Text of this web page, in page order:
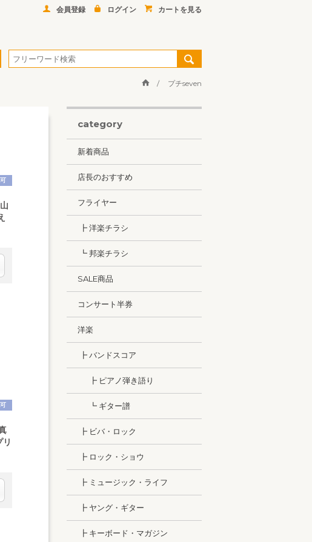
会員登録 ログイン カートを見る
プチseven
category
新着商品
店長のおすすめ
フライヤー
┣ 洋楽チラシ
┗ 邦楽チラシ
SALE商品
コンサート半券
洋楽
┣ バンドスコア
┣ ピアノ弾き語り
┗ ギター譜
┣ ビバ・ロック
┣ ロック・ショウ
┣ ミュージック・ライフ
┣ ヤング・ギター
┣ キーボード・マガジン